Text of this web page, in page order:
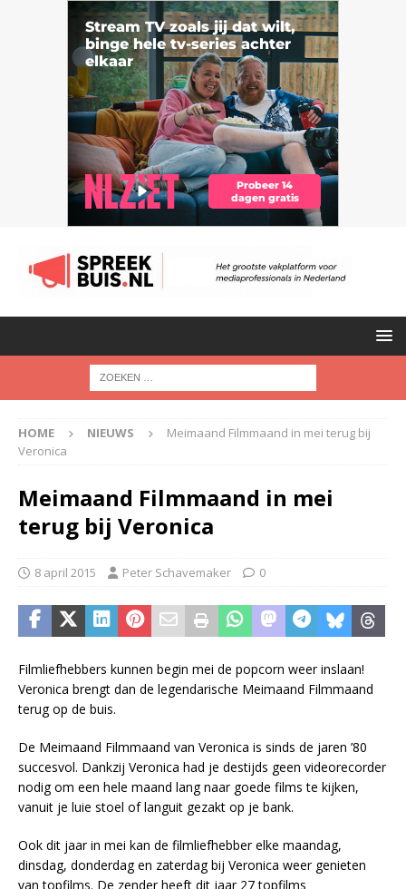
HOME NIEUWS
Meimaand Filmmaand in mei terug bij
Veronica
Meimaand Filmmaand in mei
terug bij Veronica
8 april 2015 Peter Schavemaker 0
Filmliefhebbers kunnen begin mei de popcorn weer inslaan!
Veronica brengt dan de legendarische Meimaand Filmmaand
terug op de buis.
De Meimaand Filmmaand van Veronica is sinds de jaren ’80
succesvol. Dankzij Veronica had je destijds geen videorecorder
nodig om een hele maand lang naar goede films te kijken,
vanuit je luie stoel of languit gezakt op je bank.
Ook dit jaar in mei kan de filmliefhebber elke maandag,
dinsdag, donderdag en zaterdag bij Veronica weer genieten
van topfilms. De zender heeft dit jaar 27 topfilms